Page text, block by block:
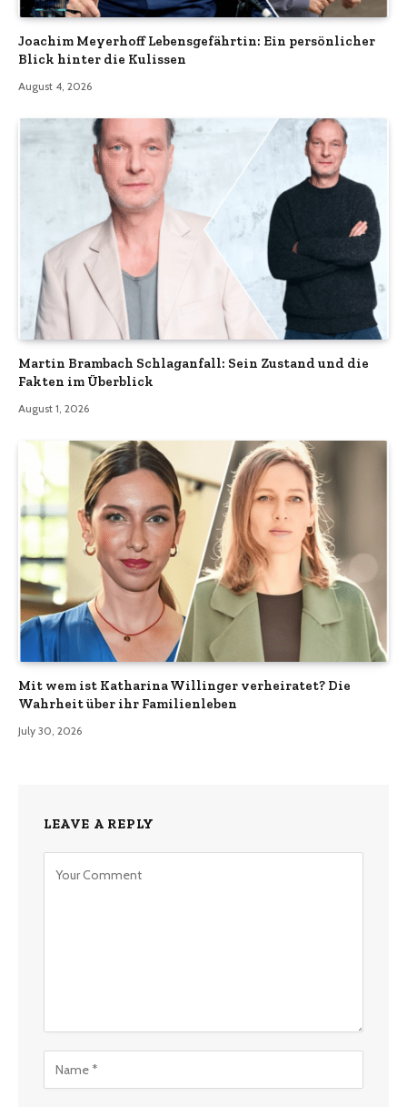
Joachim Meyerhoff Lebensgefährtin: Ein persönlicher
Blick hinter die Kulissen
August 4, 2026
Martin Brambach Schlaganfall: Sein Zustand und die
Fakten im Überblick
August 1, 2026
Mit wem ist Katharina Willinger verheiratet? Die
Wahrheit über ihr Familienleben
July 30, 2026
LEAVE A REPLY